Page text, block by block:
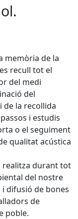
memòria de la
recull tot el
del medi
del
de la recollida
i estudis
o el seguiment
qualitat acústica
realitza durant tot
del nostre
difusió de bones
de
poble.